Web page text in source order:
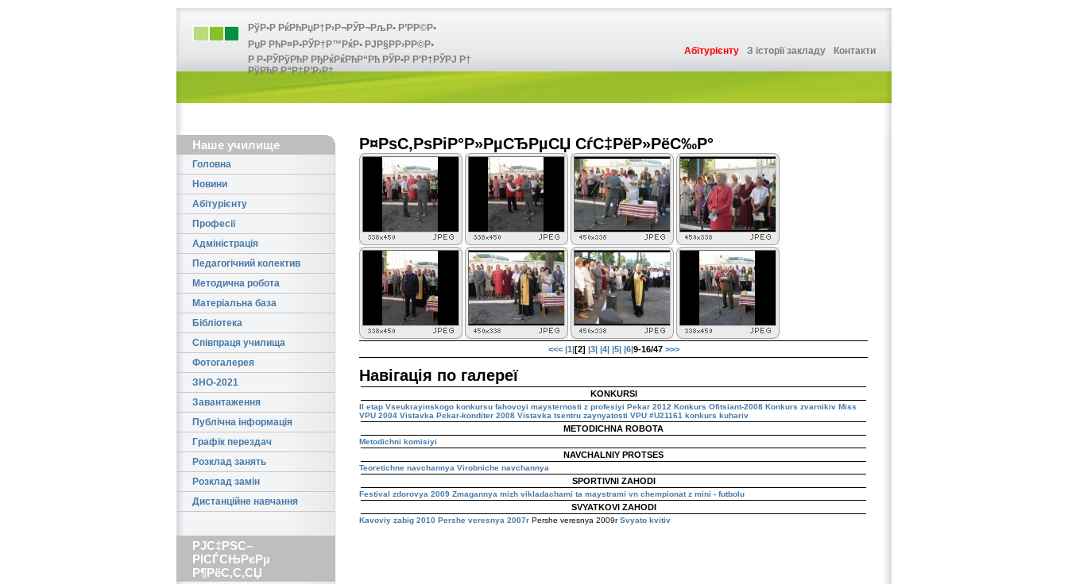
РўР•Р РќРћРџР†Р›Р¬РЎР¬РљР• Р’РР©Р•
РџР РћР¤Р•РЎР†Р™РќР• РЈР§РР›РР©Р•
Р Р•РЎРўРћР РђРќРќРћР“Рћ РЎР•Р Р’Р†РЎРЈ Р†
РўРћР Р“Р†Р’Р›Р†
Абітурієнту З історії закладу Контакти
Наше училище
Головна
Новини
Абітурієнту
Професії
Адміністрація
Педагогічний колектив
Методична робота
Матеріальна база
Бібліотека
Співпраця училища
Фотогалерея
ЗНО-2021
Завантаження
Публічна інформація
Графік перездач
Розклад занять
Розклад замін
Дистанційне навчання
РЈС‡РЅС–
РІСЃСЊРєРµ
Р¶РёС‚С‚СЏ
Р¤РѕС‚РѕРіР°Р»РµСЂРµСЏ СѓС‡РёР»РёС‰Р°
<<< |1|[2] |3||4||5||6|9-16/47 >>>
Навігація по галереї
KONKURSI
II etap Vseukrayinskogo konkursu fahovoyi maysternosti z profesiyi Pekar 2012 Konkurs Ofitsiant-2008 Konkurs zvarnikiv Miss
VPU 2004 Vistavka Pekar-konditer 2008 Vistavka tsentru zaynyatosti VPU #U21161 konkurs kuhariv
METODICHNA ROBOTA
Metodichni komisiyi
NAVCHALNIY PROTSES
Teoretichne navchannya Virobniche navchannya
SPORTIVNI ZAHODI
Festival zdorovya 2009 Zmagannya mizh vikladachami ta maystrami vn chempionat z mini - futbolu
SVYATKOVI ZAHODI
Kavoviy zabig 2010 Pershe veresnya 2007r Pershe veresnya 2009rSvyato kvitiv